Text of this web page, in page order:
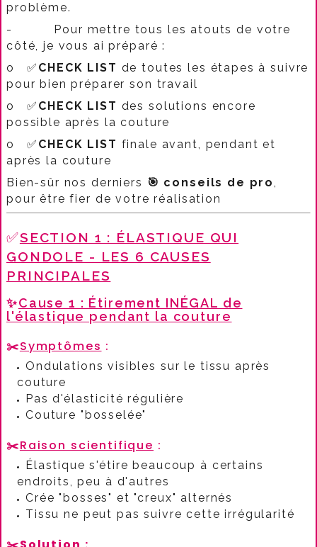
problème.​
-
Pour mettre tous les atouts de votre
côté, je vous ai préparé :
o
✅ CHECK LIST de toutes les étapes à suivre
pour bien préparer son travail
o
✅ CHECK LIST des solutions encore
possible après la couture
o
✅ CHECK LIST finale avant, pendant et
après la couture
Bien-sûr nos derniers 🎯 conseils de pro,
pour être fier de votre réalisation
✅SECTION 1 : ÉLASTIQUE QUI
GONDOLE - LES 6 CAUSES
PRINCIPALES
✨Cause 1 : Étirement INÉGAL de
l'élastique pendant la couture
✂️Symptômes :​
Ondulations visibles sur le tissu après
couture
Pas d'élasticité régulière
Couture "bosselée"
✂️Raison scientifique :​
Élastique s'étire beaucoup à certains
endroits, peu à d'autres
Crée "bosses" et "creux" alternés
Tissu ne peut pas suivre cette irrégularité